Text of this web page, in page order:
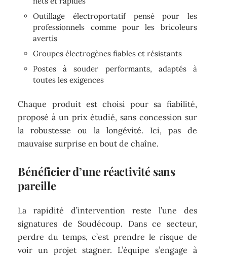
Outillage électroportatif pensé pour les
professionnels comme pour les bricoleurs
avertis
Groupes électrogènes fiables et résistants
Postes à souder performants, adaptés à
toutes les exigences
Chaque produit est choisi pour sa fiabilité,
proposé à un prix étudié, sans concession sur
la robustesse ou la longévité. Ici, pas de
mauvaise surprise en bout de chaîne.
Bénéficier d’une réactivité sans
pareille
La rapidité d’intervention reste l’une des
signatures de Soudécoup. Dans ce secteur,
perdre du temps, c’est prendre le risque de
voir un projet stagner. L’équipe s’engage à